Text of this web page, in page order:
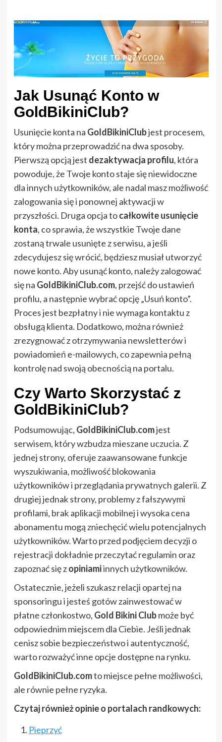
Jak Usunąć Konto w
GoldBikiniClub?
Usunięcie konta na GoldBikiniClubjest procesem,
który można przeprowadzić na dwa sposoby.
Pierwszą opcją jest dezaktywacja profilu, która
powoduje, że Twoje konto staje się niewidoczne
dla innych użytkowników, ale nadal masz możliwość
zalogowania się i ponownej aktywacji w
przyszłości. Druga opcja tocałkowite usunięcie
konta, co sprawia, że wszystkie Twoje dane
zostaną trwale usunięte z serwisu, a jeśli
zdecydujesz się wrócić, będziesz musiał utworzyć
nowe konto. Aby usunąć konto, należy zalogować
się na GoldBikiniClub.com, przejść do ustawień
profilu, a następnie wybrać opcję „Usuń konto”.
Proces jest bezpłatny i nie wymaga kontaktu z
obsługą klienta. Dodatkowo, można również
zrezygnować z otrzymywania newsletterów i
powiadomień e-mailowych, co zapewnia pełną
kontrolę nad swoją obecnością na portalu.
Czy Warto Skorzystać z
GoldBikiniClub?
Podsumowując, GoldBikiniClub.comjest
serwisem, który wzbudza mieszane uczucia. Z
jednej strony, oferuje zaawansowane funkcje
wyszukiwania, możliwość blokowania
użytkowników i przeglądania prywatnych galerii. Z
drugiej jednak strony, problemy z fałszywymi
profilami, brak aplikacji mobilnej i wysoka cena
abonamentu mogą zniechęcić wielu potencjalnych
użytkowników. Warto przed podjęciem decyzji o
rejestracji dokładnie przeczytać regulamin oraz
zapoznać się zopiniamiinnych użytkowników.
Ostatecznie, jeżeli szukasz relacji opartej na
sponsoringu i jesteś gotów zainwestować w
płatne członkostwo, Gold Bikini Clubmoże być
odpowiednim miejscem dla Ciebie. Jeśli jednak
cenisz sobie bezpieczeństwo i autentyczność,
warto rozważyć inne opcje dostępne na rynku.
GoldBikiniClub.comto miejsce pełne możliwości,
ale równie pełne ryzyka.
Czytaj również opinie o portalach randkowych:
Pieprzyć